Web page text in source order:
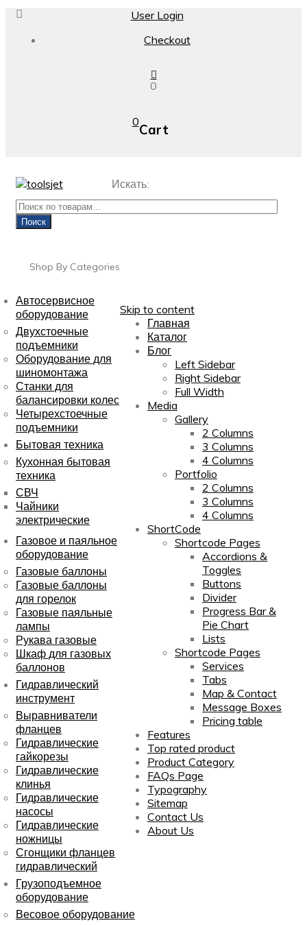
User Login
Checkout
0
0Cart
Искать:
Поиск
Shop By Categories
Skip to content
Главная
Каталог
Блог
Left Sidebar
Right Sidebar
Full Width
Media
Gallery
2 Columns
3 Columns
4 Columns
Portfolio
2 Columns
3 Columns
4 Columns
ShortCode
Shortcode Pages
Accordions &
Toggles
Buttons
Divider
Progress Bar &
Pie Chart
Lists
Shortcode Pages
Services
Tabs
Map & Contact
Message Boxes
Pricing table
Features
Top rated product
Product Category
FAQs Page
Typography
Sitemap
Contact Us
About Us
Автосервисное
оборудование
Двухстоечные
подъемники
Оборудование для
шиномонтажа
Станки для
балансировки колес
Четырехстоечные
подъемники
Бытовая техника
Кухонная бытовая
техника
СВЧ
Чайники
электрические
Газовое и паяльное
оборудование
Газовые баллоны
Газовые баллоны
для горелок
Газовые паяльные
лампы
Рукава газовые
Шкаф для газовых
баллонов
Гидравлический
инструмент
Выравниватели
фланцев
Гидравлические
гайкорезы
Гидравлические
клинья
Гидравлические
насосы
Гидравлические
ножницы
Сгонщики фланцев
гидравлический
Грузоподъемное
оборудование
Весовое оборудование